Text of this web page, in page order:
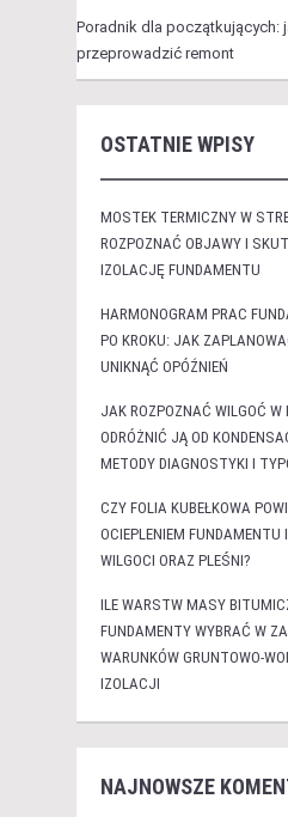
Poradnik dla początkujących:
przeprowadzić remont
OSTATNIE WPISY
MOSTEK TERMICZNY W
ROZPOZNAĆ OBJAWY I
IZOLACJĘ FUNDAMENTU
HARMONOGRAM PRAC
PO KROKU: JAK
UNIKNĄĆ OPÓŹNIEŃ
JAK ROZPOZNAĆ WILGOĆ W
ODRÓŻNIĆ JĄ OD
METODY DIAGNOSTYKI I
CZY FOLIA KUBEŁKOWA
OCIEPLENIEM
WILGOCI ORAZ PLEŚNI?
ILE WARSTW MASY
FUNDAMENTY WYBRAĆ W
WARUNKÓW GRUNTOWO-
IZOLACJI
NAJNOWSZE